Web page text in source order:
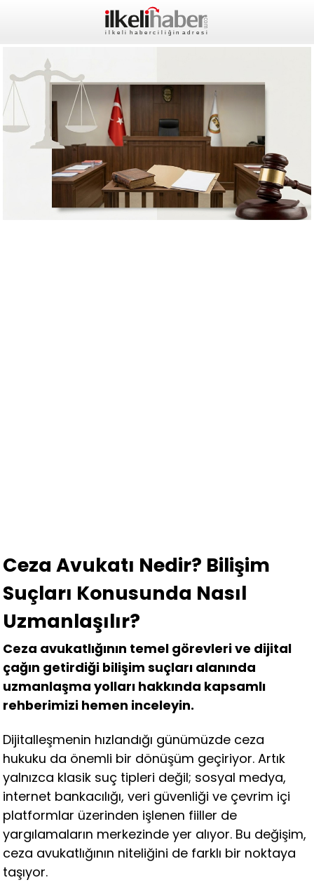
Ceza Avukatı Nedir? Bilişim
Suçları Konusunda Nasıl
Uzmanlaşılır?
Ceza avukatlığının temel görevleri ve dijital
çağın getirdiği bilişim suçları alanında
uzmanlaşma yolları hakkında kapsamlı
rehberimizi hemen inceleyin.
Dijitalleşmenin hızlandığı günümüzde ceza
hukuku da önemli bir dönüşüm geçiriyor. Artık
yalnızca klasik suç tipleri değil; sosyal medya,
internet bankacılığı, veri güvenliği ve çevrim içi
platformlar üzerinden işlenen fiiller de
yargılamaların merkezinde yer alıyor. Bu değişim,
ceza avukatlığının niteliğini de farklı bir noktaya
taşıyor.